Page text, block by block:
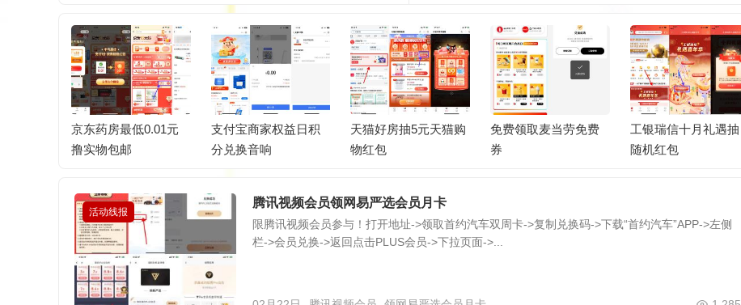
京东药房最低0.01元
撸实物包邮
支付宝商家权益日积
分兑换音响
天猫好房抽5元天猫购
物红包
免费领取麦当劳免费
券
工银瑞信十月礼遇抽
随机红包
活动线报
腾讯视频会员领网易严选会员月卡
限腾讯视频会员参与！打开地址->领取首约汽车双周卡->复制兑换码->下载“首约汽车”APP->左侧
栏->会员兑换->返回点击PLUS会员->下拉页面->...